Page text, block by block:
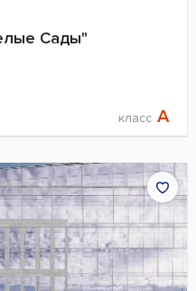
Сады"
класс A